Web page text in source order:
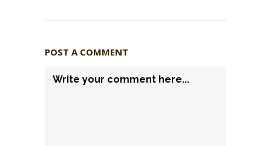
POST A COMMENT